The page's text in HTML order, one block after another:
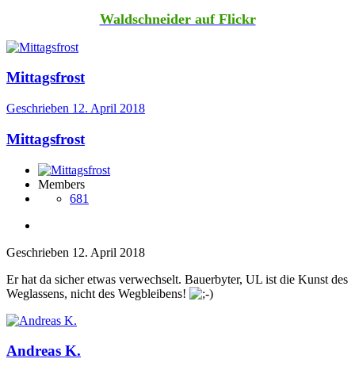
Waldschneider auf Flickr
Mittagsfrost
Geschrieben 12. April 2018
Mittagsfrost
Members
681
Geschrieben 12. April 2018
Er hat da sicher etwas verwechselt. Bauerbyter, UL ist die Kunst des
Weglassens, nicht des Wegbleibens!
Andreas K.